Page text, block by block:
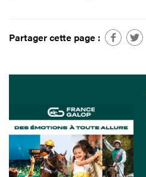
Partager cette page :